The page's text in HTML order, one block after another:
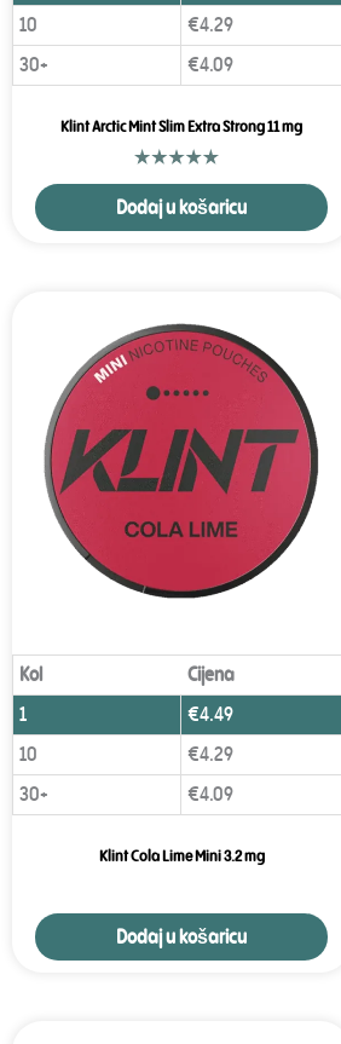
10
€4.29
30+
€4.09
Klint Arctic Mint Slim Extra Strong 11 mg
Dodaj u košaricu
Kol
Cijena
1
€4.49
10
€4.29
30+
€4.09
Klint Cola Lime Mini 3.2 mg
Dodaj u košaricu